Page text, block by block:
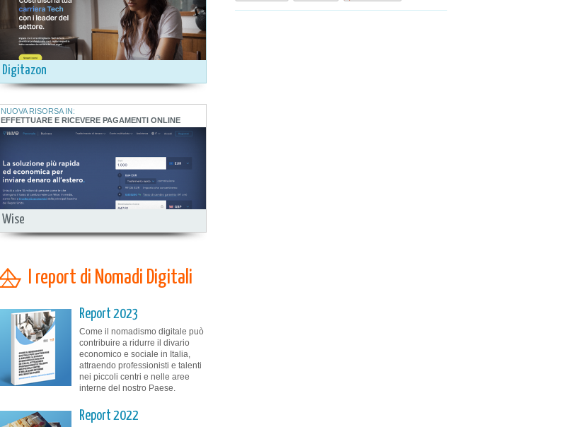
Digitazon
Wise
NUOVA RISORSA IN:
EFFETTUARE E RICEVERE PAGAMENTI ONLINE
I report di Nomadi Digitali
Report 2023
Come il nomadismo digitale può
contribuire a ridurre il divario
economico e sociale in Italia,
attraendo professionisti e talenti
nei piccoli centri e nelle aree
interne del nostro Paese.
Report 2022